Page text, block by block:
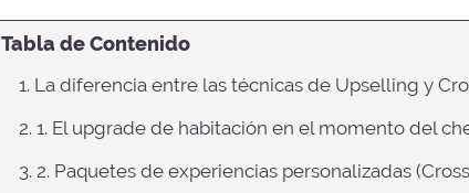
Tabla de Contenido
1. La diferencia entre las técnicas de Upselling y
2. 1. El upgrade de habitación en el momento del
3. 2. Paquetes de experiencias personalizadas